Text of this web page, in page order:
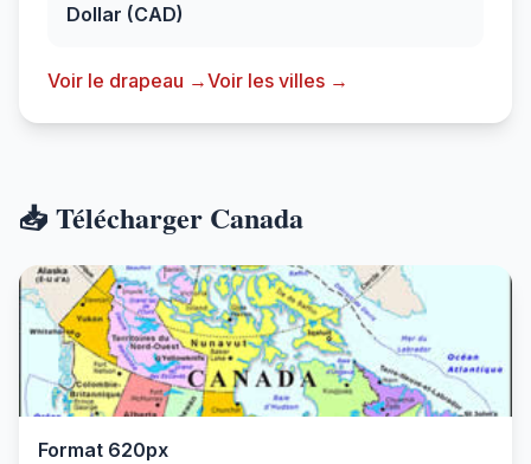
Dollar (CAD)
Voir le drapeau →Voir les villes →
📥 Télécharger Canada
Format 620px